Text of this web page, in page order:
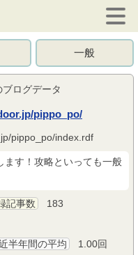
一般
ブログデータ
pippo_po/
pippo_po/index.rdf
ます！攻略といっても一般
記事数 183
半年間の平均 1.00回